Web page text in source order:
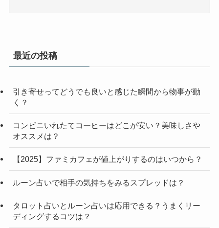
最近の投稿
引き寄せってどうでも良いと感じた瞬間から物事が動
く？
コンビニいれたてコーヒーはどこが安い？美味しさや
オススメは？
【2025】ファミカフェが値上がりするのはいつから？
ルーン占いで相手の気持ちをみるスプレッドは？
タロット占いとルーン占いは応用できる？うまくリー
ディングするコツは？